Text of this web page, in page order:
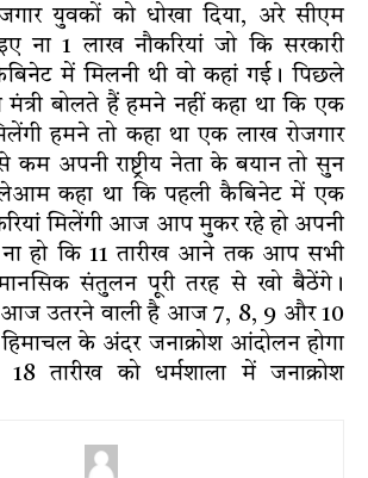
युवकों को धोखा दिया, अरे सीएम
ना 1 लाख नौकरियां जो कि सरकारी
में मिलनी थी वो कहां गई। पिछले
बोलते हैं हमने नहीं कहा था कि एक
हमने तो कहा था एक लाख रोजगार
अपनी राष्ट्रीय नेता के बयान तो सुन
कहा था कि पहली कैबिनेट में एक
मिलेंगी आज आप मुकर रहे हो अपनी
हो कि 11 तारीख आने तक आप सभी
मानसिक संतुलन पूरी तरह से खो बैठेंगे।
आज उतरने वाली है आज 7, 8, 9 और 10
के अंदर जनाक्रोश आंदोलन होगा
तारीख को धर्मशाला में जनाक्रोश